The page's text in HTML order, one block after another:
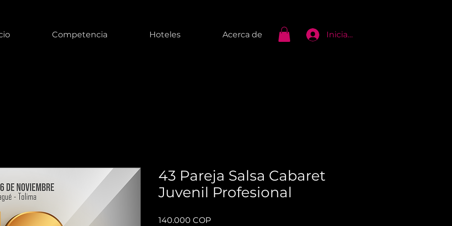
Competencia Hoteles Acerca de Iniciar Sesión
43 Pareja Salsa Cabaret
Juvenil Profesional
140.000 COPPrecio